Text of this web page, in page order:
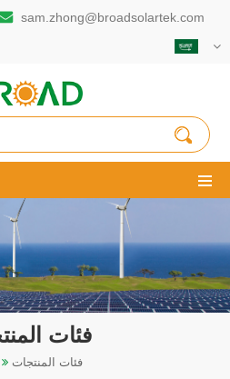
sam.zhong@broadsolartek.com
فئات
فئات المنتجات